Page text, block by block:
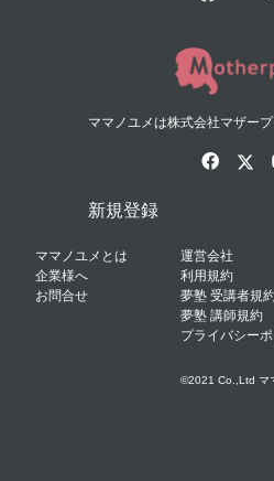
ママノユメは株式会社マザー
新規登録
ママノユメとは
企業様へ
お問合せ
運営会社
利用規約
夢塾 受講者規
夢塾 講師規約
プライバシー
©2021 Co.,Ltd マ